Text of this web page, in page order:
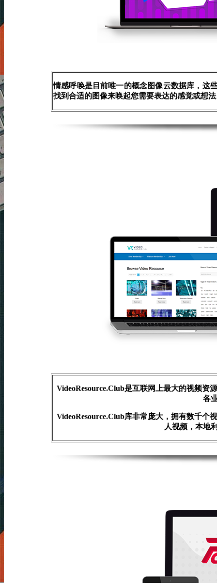
情感呼唤是目前唯一的概念图像云数据库，这
找到合适的图像来唤起您需要表达的感觉或想
VideoResource.Club是互联网上最大的视频资
各
VideoResource.Club库非常庞大，拥有数千个
人视频，本地